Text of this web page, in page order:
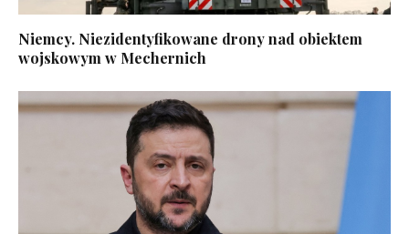
Niemcy. Niezidentyfikowane drony nad obiektem
wojskowym w Mechernich